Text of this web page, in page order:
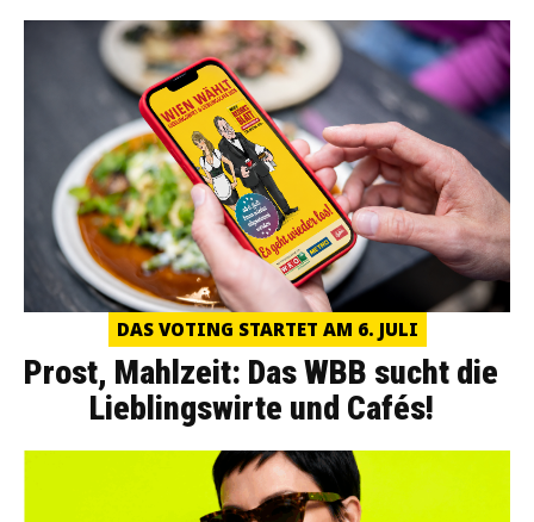
DAS VOTING STARTET AM 6. JULI
Prost, Mahlzeit: Das WBB sucht die
Lieblingswirte und Cafés!